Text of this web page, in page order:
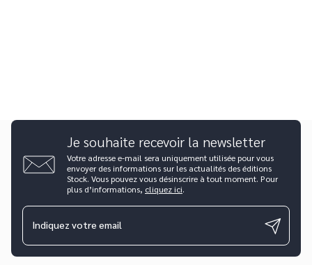
Je souhaite recevoir la newsletter
Votre adresse e-mail sera uniquement utilisée pour vous
envoyer des informations sur les actualités des éditions
Stock. Vous pouvez vous désinscrire à tout moment. Pour
plus d’informations, cliquez ici.
Indiquez votre email